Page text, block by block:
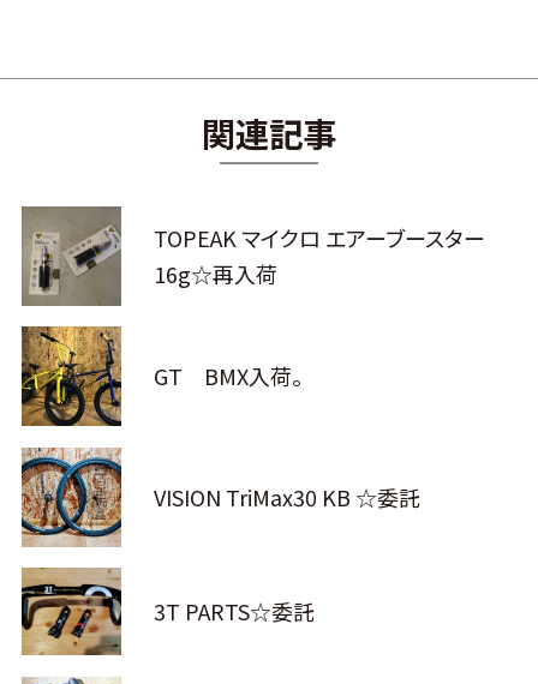
関連記事
TOPEAK マイクロ エアーブースター
16g☆再入荷
GT BMX入荷。
VISION TriMax30 KB ☆委託
3T PARTS☆委託